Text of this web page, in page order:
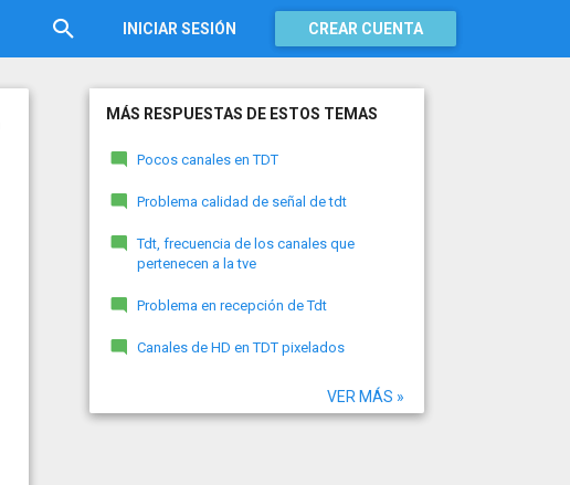
INICIAR SESIÓN CREAR CUENTA
MÁS RESPUESTAS DE ESTOS TEMAS
Pocos canales en TDT
Problema calidad de señal de tdt
Tdt, frecuencia de los canales que
pertenecen a la tve
Problema en recepción de Tdt
Canales de HD en TDT pixelados
VER MÁS »